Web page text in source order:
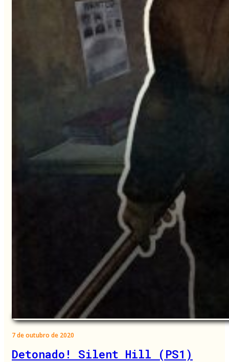
7 de outubro de 2020
Detonado! Silent Hill (PS1)